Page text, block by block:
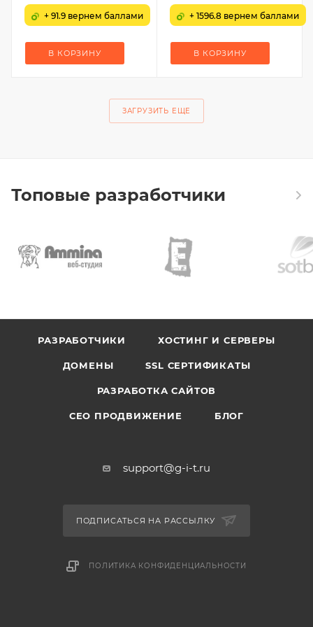
+ 91.9 вернем баллами
В КОРЗИНУ
+ 1596.8 вернем баллами
В КОРЗИНУ
ЗАГРУЗИТЬ ЕЩЕ
Топовые разработчики
РАЗРАБОТЧИКИ ХОСТИНГ И СЕРВЕРЫ
ДОМЕНЫ SSL СЕРТИФИКАТЫ
РАЗРАБОТКА САЙТОВ
СЕО ПРОДВИЖЕНИЕ БЛОГ
support@g-i-t.ru
ПОДПИСАТЬСЯ НА РАССЫЛКУ
ПОЛИТИКА КОНФИДЕНЦИАЛЬНОСТИ